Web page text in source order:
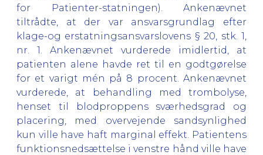
for Patienter-statningen). Ankenævnet
tiltrådte, at der var ansvarsgrundlag efter
klage-og erstatningsansvarslovens § 20, stk. 1,
nr. 1. Ankenævnet vurderede imidlertid, at
patienten alene havde ret til en godtgørelse
for et varigt mén på 8 procent. Ankenævnet
vurderede, at behandling med trombolyse,
henset til blodproppens sværhedsgrad og
placering, med overvejende sandsynlighed
kun ville have haft marginal effekt. Patientens
funktionsnedsættelse i venstre hånd ville have